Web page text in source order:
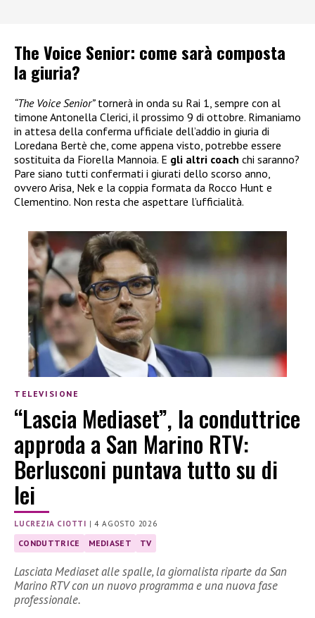
The Voice Senior: come sarà composta
la giuria?
“The Voice Senior”tornerà in onda su Rai 1, sempre con al
timone Antonella Clerici, il prossimo 9 di ottobre. Rimaniamo
in attesa della conferma ufficiale dell’addio in giuria di
Loredana Bertè che, come appena visto, potrebbe essere
sostituita da Fiorella Mannoia. E gli altri coach chi saranno?
Pare siano tutti confermati i giurati dello scorso anno,
ovvero Arisa, Nek e la coppia formata da Rocco Hunt e
Clementino. Non resta che aspettare l’ufficialità.
TELEVISIONE
“Lascia Mediaset”, la conduttrice
approda a San Marino RTV:
Berlusconi puntava tutto su di
lei
LUCREZIA CIOTTI |4 AGOSTO 2026
CONDUTTRICE MEDIASET TV
Lasciata Mediaset alle spalle, la giornalista riparte da San
Marino RTV con un nuovo programma e una nuova fase
professionale.